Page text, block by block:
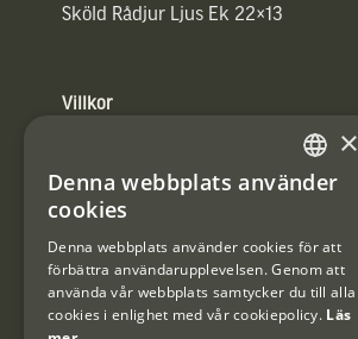
Sköld Rådjur Ljus Ek 22×13
Villkor
Användarvillkor
#Interjaktfamily
SWEDISH
×
Denna webbplats använder
cookies
Denna webbplats använder cookies för att
förbättra användarupplevelsen. Genom att
använda vår webbplats samtycker du till alla
cookies i enlighet med vår cookiepolicy. Läs